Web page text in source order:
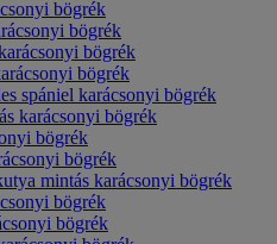
bögrék
bögrék
bögrék
bögrék
spániel karácsonyi bögrék
karácsonyi bögrék
bögrék
bögrék
mintás karácsonyi bögrék
bögrék
bögrék